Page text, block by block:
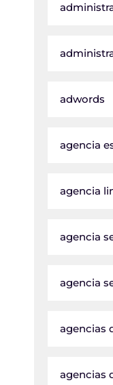
adwords
agencia
agencia
agencia
agencia
agencias
agencias